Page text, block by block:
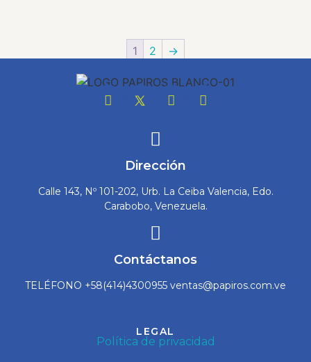
1 2 →
Dirección
Calle 143, Nº 101-202, Urb. La Ceiba Valencia, Edo.
Carabobo, Venezuela.
Contáctanos
TELÉFONO +58(414)4300955 ventas@papiros.com.ve
LEGAL
Política de privacidad